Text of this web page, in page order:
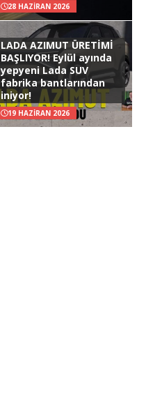
28 HAZIRAN 2026
LADA AZIMUT ÜRETİMİ
BAŞLIYOR! Eylül ayında
yepyeni Lada SUV
fabrika bantlarından
iniyor!
19 HAZIRAN 2026